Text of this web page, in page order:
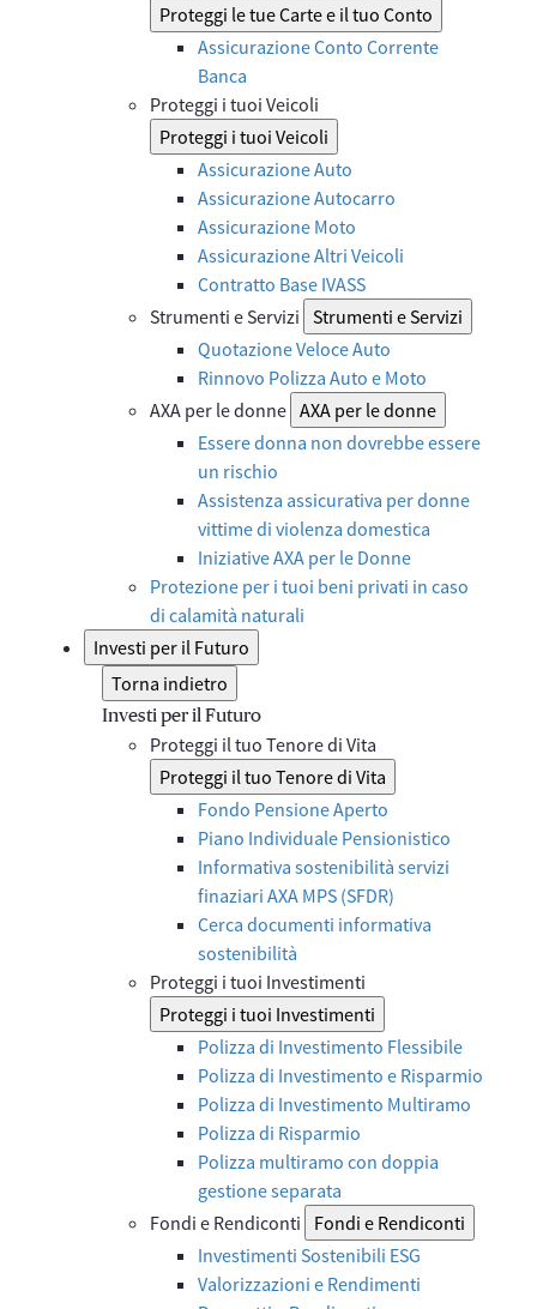
Proteggi le tue Carte e il tuo Conto
Assicurazione Conto Corrente
Banca
Proteggi i tuoi Veicoli
Proteggi i tuoi Veicoli
Assicurazione Auto
Assicurazione Autocarro
Assicurazione Moto
Assicurazione Altri Veicoli
Contratto Base IVASS
Strumenti e Servizi Strumenti e Servizi
Quotazione Veloce Auto
Rinnovo Polizza Auto e Moto
AXA per le donne AXA per le donne
Essere donna non dovrebbe essere
un rischio
Assistenza assicurativa per donne
vittime di violenza domestica
Iniziative AXA per le Donne
Protezione per i tuoi beni privati in caso
di calamità naturali
Investi per il Futuro
Torna indietro
Investi per il Futuro
Proteggi il tuo Tenore di Vita
Proteggi il tuo Tenore di Vita
Fondo Pensione Aperto
Piano Individuale Pensionistico
Informativa sostenibilità servizi
finaziari AXA MPS (SFDR)
Cerca documenti informativa
sostenibilità
Proteggi i tuoi Investimenti
Proteggi i tuoi Investimenti
Polizza di Investimento Flessibile
Polizza di Investimento e Risparmio
Polizza di Investimento Multiramo
Polizza di Risparmio
Polizza multiramo con doppia
gestione separata
Fondi e Rendiconti
Fondi e Rendiconti
Investimenti Sostenibili ESG
Valorizzazioni e Rendimenti